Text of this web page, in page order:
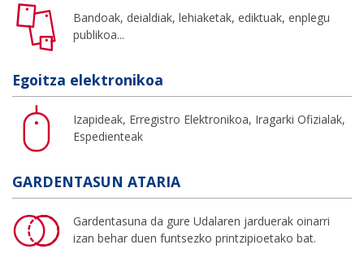
Bandoak, deialdiak, lehiaketak, ediktuak, enplegu
publikoa...
Egoitza elektronikoa
Izapideak, Erregistro Elektronikoa, Iragarki Ofizialak,
Espedienteak
GARDENTASUN ATARIA
Gardentasuna da gure Udalaren jarduerak oinarri
izan behar duen funtsezko printzipioetako bat.